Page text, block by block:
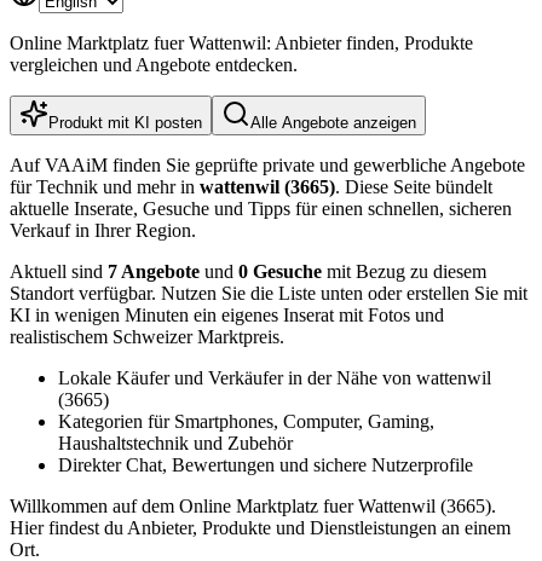
Online Marktplatz fuer Wattenwil: Anbieter finden, Produkte
vergleichen und Angebote entdecken.
Produkt mit KI posten Alle Angebote anzeigen
Auf VAAiM finden Sie geprüfte private und gewerbliche Angebote
für Technik und mehr in wattenwil (3665). Diese Seite bündelt
aktuelle Inserate, Gesuche und Tipps für einen schnellen, sicheren
Verkauf in Ihrer Region.
Aktuell sind 7 Angebote und 0 Gesuche mit Bezug zu diesem
Standort verfügbar. Nutzen Sie die Liste unten oder erstellen Sie mit
KI in wenigen Minuten ein eigenes Inserat mit Fotos und
realistischem Schweizer Marktpreis.
Lokale Käufer und Verkäufer in der Nähe von wattenwil
(3665)
Kategorien für Smartphones, Computer, Gaming,
Haushaltstechnik und Zubehör
Direkter Chat, Bewertungen und sichere Nutzerprofile
Willkommen auf dem Online Marktplatz fuer Wattenwil (3665).
Hier findest du Anbieter, Produkte und Dienstleistungen an einem
Ort.